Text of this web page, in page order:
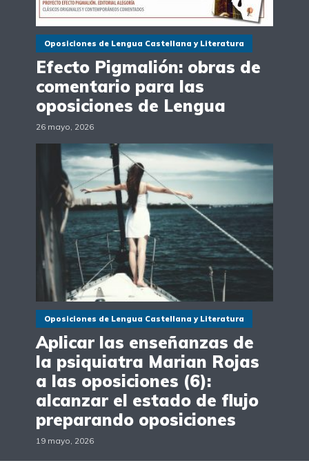
Oposiciones de Lengua Castellana y Literatura
Efecto Pigmalión: obras de
comentario para las
oposiciones de Lengua
26 mayo, 2026
Oposiciones de Lengua Castellana y Literatura
Aplicar las enseñanzas de
la psiquiatra Marian Rojas
a las oposiciones (6):
alcanzar el estado de flujo
preparando oposiciones
19 mayo, 2026